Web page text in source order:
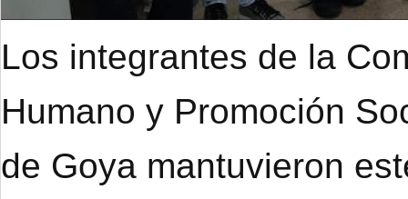
Los integrantes de la
Humano y Promoción
de Goya mantuvieron